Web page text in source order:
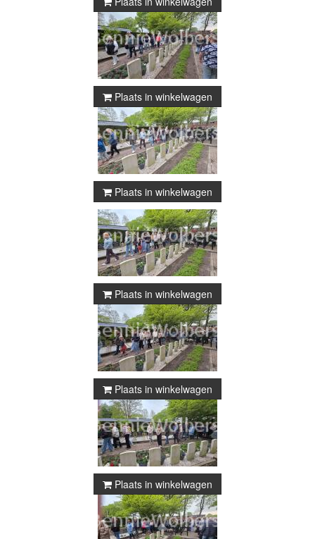
Plaats in winkelwagen
Plaats in winkelwagen
Plaats in winkelwagen
Plaats in winkelwagen
Plaats in winkelwagen